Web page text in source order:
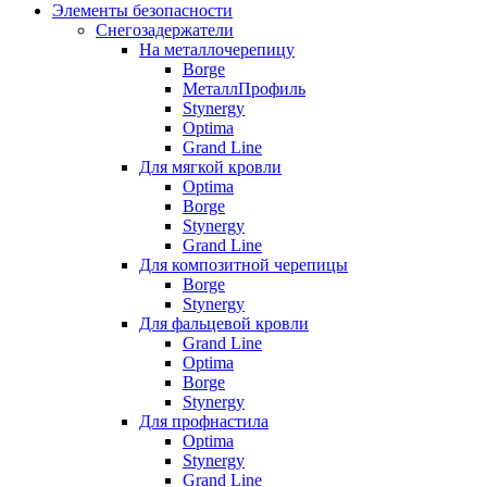
Элементы безопасности
Снегозадержатели
На металлочерепицу
Borge
МеталлПрофиль
Stynergy
Optima
Grand Line
Для мягкой кровли
Optima
Borge
Stynergy
Grand Line
Для композитной черепицы
Borge
Stynergy
Для фальцевой кровли
Grand Line
Optima
Borge
Stynergy
Для профнастила
Optima
Stynergy
Grand Line